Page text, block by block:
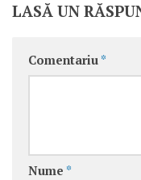
LASĂ UN
Comentariu *
Nume *